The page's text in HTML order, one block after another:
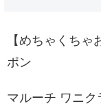
【めちゃくち
ポン
マルーチ ワニ